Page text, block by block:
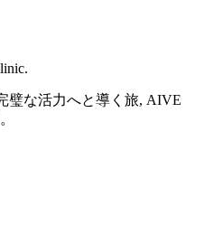
璧な活力へと導く旅, AIVE